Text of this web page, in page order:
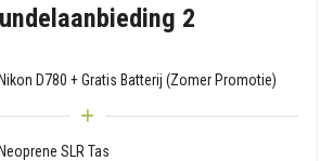
2
Nikon D780 + Gratis Batterij (Zomer Promotie)
Neoprene SLR Tas